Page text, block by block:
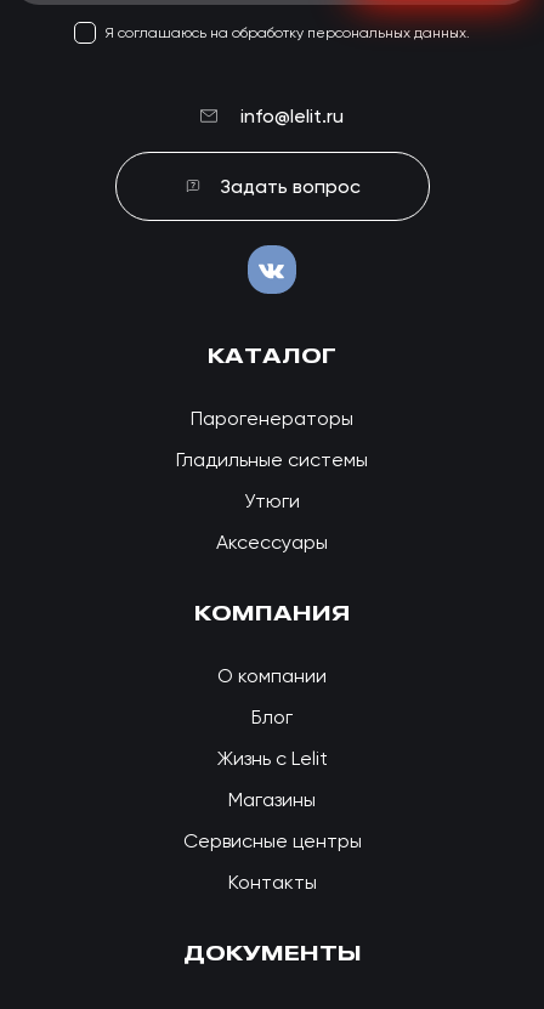
Я соглашаюсь на обработку персональных данных.
info@lelit.ru
Задать вопрос
КАТАЛОГ
Парогенераторы
Гладильные системы
Утюги
Аксессуары
КОМПАНИЯ
О компании
Блог
Жизнь с Lelit
Магазины
Сервисные центры
Контакты
ДОКУМЕНТЫ